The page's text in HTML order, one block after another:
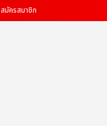
สมัครสมาชิก